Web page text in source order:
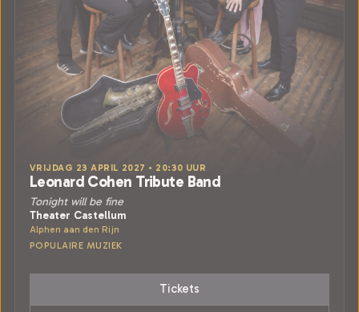
VRIJDAG 23 APRIL 2027 • 20:30 UUR
Leonard Cohen Tribute Band
Tonight will be fine
Theater Castellum
Alphen aan den Rijn
POPULAIRE MUZIEK
Tickets